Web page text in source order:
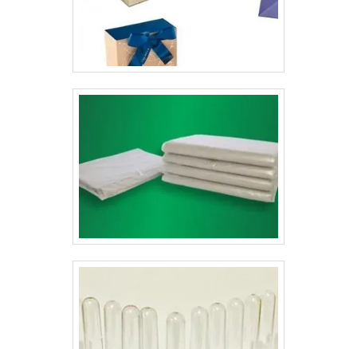
seu produto. Estes valores podem ser emocionais, mas
geram reflexos práticos bastante objetivos
como: Percepção de
funcionalidade;Identidade;Personalidade;Fidelidade à
marca;Sofsticação;Conveniência;Facilidade de uso.Em
embalagens para cosméticos preço, ainda promovem
funcionalidades, que se tornam essenciais para as
empresas que buscam entregar o melhor ao seu
cliente.Dessa forma, além de proteger o produto e
embalagens têm a missão de atrair o público, pois
deixaram de ser apenas um simples envoltório e se
de higiene pessoal;Maquiagem;Sabonete para o
rosto;Sabonete para a pele;Creme para pele;Creme e
shampoos para cabelo.Ou seja, as embalagens